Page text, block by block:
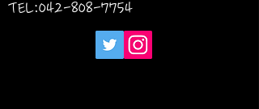
TEL:042-808-7754